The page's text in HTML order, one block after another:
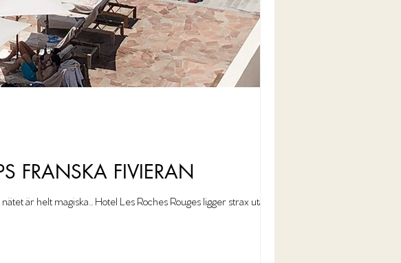
FRANSKA FIVIERAN
är helt magiska… Hotel Les Roches Rouges ligger strax utanför